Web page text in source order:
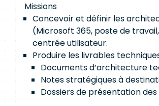
Missions
Concevoir et définir les
(Microsoft 365, poste de
centrée utilisateur.
Produire les livrables
Documents d’architecture
Notes stratégiques à
Dossiers de présentation